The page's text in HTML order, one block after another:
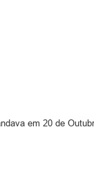
em 20 de